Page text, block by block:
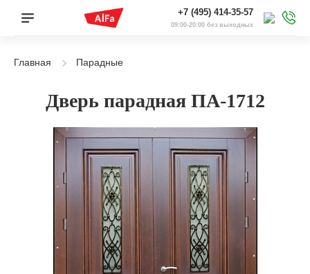
+7 (495) 414-35-57
09:00-20:00 без выходных
Главная Парадные
Дверь парадная ПА-1712